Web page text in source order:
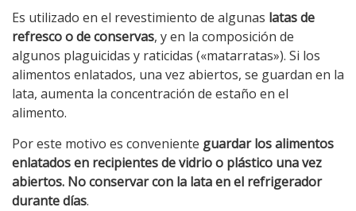
Es utilizado en el revestimiento de algunas latas de
refresco o de conservas, y en la composición de
algunos plaguicidas y raticidas («matarratas»). Si los
alimentos enlatados, una vez abiertos, se guardan en la
lata, aumenta la concentración de estaño en el
alimento.
Por este motivo es conveniente guardar los alimentos
enlatados en recipientes de vidrio o plástico una vez
abiertos. No conservar con la lata en el refrigerador
durante días.